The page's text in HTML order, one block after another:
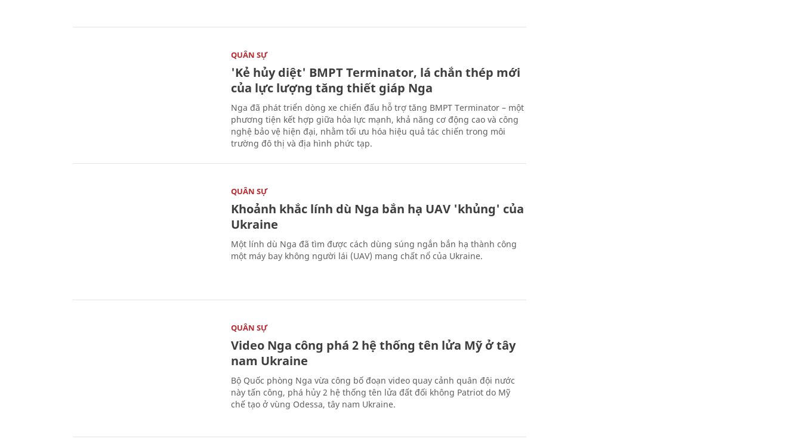
QUÂN SỰ
'Kẻ hủy diệt' BMPT Terminator, lá chắn thép mới
của lực lượng tăng thiết giáp Nga
Nga đã phát triển dòng xe chiến đấu hỗ trợ tăng BMPT Terminator – một
phương tiện kết hợp giữa hỏa lực mạnh, khả năng cơ động cao và công
nghệ bảo vệ hiện đại, nhằm tối ưu hóa hiệu quả tác chiến trong môi
trường đô thị và địa hình phức tạp.
QUÂN SỰ
Khoảnh khắc lính dù Nga bắn hạ UAV 'khủng' của
Ukraine
Một lính dù Nga đã tìm được cách dùng súng ngắn bắn hạ thành công
một máy bay không người lái (UAV) mang chất nổ của Ukraine.
QUÂN SỰ
Video Nga công phá 2 hệ thống tên lửa Mỹ ở tây
nam Ukraine
Bộ Quốc phòng Nga vừa công bố đoạn video quay cảnh quân đội nước
này tấn công, phá hủy 2 hệ thống tên lửa đất đối không Patriot do Mỹ
chế tạo ở vùng Odessa, tây nam Ukraine.